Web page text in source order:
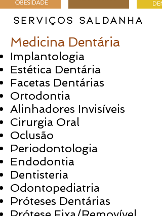
Serviços saldanha
Medicina Dentária
Implantologia
Estética Dentária
Facetas Dentárias
Ortodontia
Alinhadores Invisíveis
Cirurgia Oral
Oclusão
Periodontologia
Endodontia
Dentisteria
Odontopediatria
Próteses Dentárias